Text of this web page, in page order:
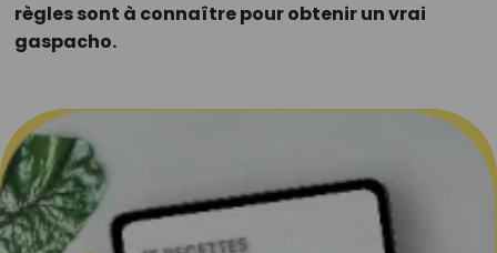
règles sont à connaître pour obtenir un vrai
gaspacho.